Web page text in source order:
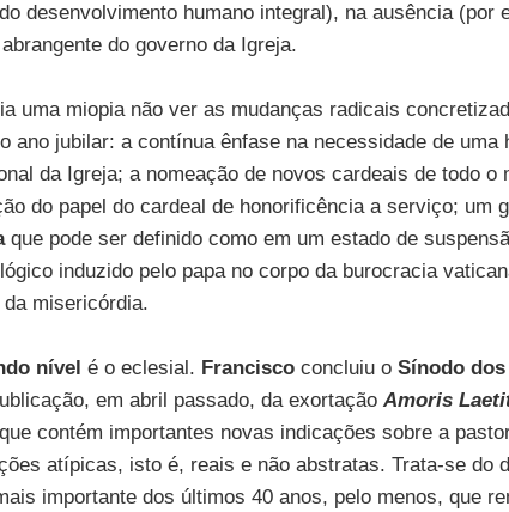
desenvolvimento humano integral), na ausência (por
do governo da Igreja.
uma miopia não ver as mudanças radicais
ano jubilar: a contínua ênfase na necessidade de uma
da Igreja; a nomeação de novos cardeais de todo o
do papel do cardeal de honorificência a serviço; um
que pode ser definido como em um estado de
induzido pelo papa no corpo da burocracia
da misericórdia.
nível é o eclesial. Franciscoconcluiu o Sínodo
em abril passado, da exortação Amoris
contém importantes novas indicações sobre a
atípicas, isto é, reais e não abstratas. Trata-se do
importante dos últimos 40 anos, pelo menos, que